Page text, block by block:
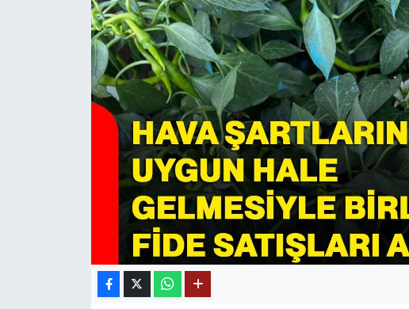
11:11 MANŞET